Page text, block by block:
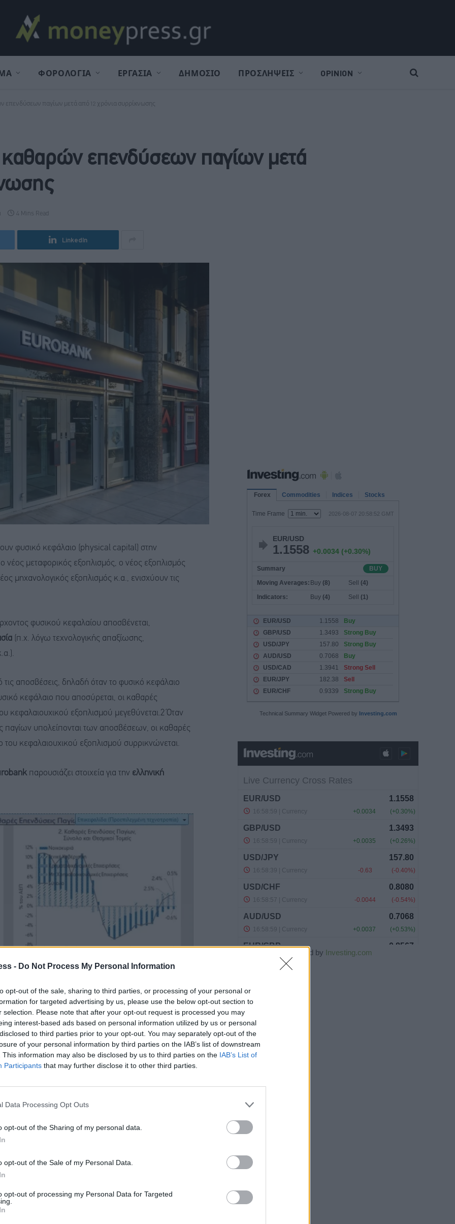
- Do Not Process My Personal Information
opt-out of the sale, sharing to third parties, or processing of your personal or
for targeted advertising by us, please use the below opt-out section to
selection. Please note that after your opt-out request is processed you may
interest-based ads based on personal information utilized by us or personal
to third parties prior to your opt-out. You may separately opt-out of the
of your personal information by third parties on the IAB’s list of downstream
This information may also be disclosed by us to third parties on the IAB’s List of
Participants that may further disclose it to other third parties.
Data Processing Opt Outs
opt-out of the Sharing of my personal data.
opt-out of the Sale of my Personal Data.
opt-out of processing my Personal Data for Targeted
ΦΟΡΟΛΟΓΙΑ ΕΡΓΑΣΙΑ ΔΗΜΟΣΙΟ ΠΡΟΣΛΗΨΕΙΣ OPINION
επενδύσεων παγίων μετά από 12 χρόνια συρρίκνωσης
επενδύσεων παγίων μετά
4 Mins Read
LinkedIn
φυσικό κεφάλαιο (physical capital) στην
νέος μεταφορικός εξοπλισμός, ο νέος εξοπλισμός
μηχανολογικός εξοπλισμός κ.α., ενισχύουν τις
φυσικού κεφαλαίου αποσβένεται,
(π.χ. λόγω τεχνολογικής απαξίωσης,
αποσβέσεις, δηλαδή όταν το φυσικό κεφάλαιο
κεφάλαιο που αποσύρεται, οι καθαρές
κεφαλαιουχικού εξοπλισμού μεγεθύνεται.2 Όταν
παγίων υπολείπονται των αποσβέσεων, οι καθαρές
του κεφαλαιουχικού εξοπλισμού συρρικνώνεται.
παρουσιάζει στοιχεία για την ελληνική
και συρρίκνωση του κεφαλαιουχικού εξοπλισμού
Ελλάδα κατά τη διάρκεια τηςκρίσης χρέους είχε
των αντίστοιχων αποσβέσεων. Η εν λόγω απόκλιση
στη συρρίκνωση του κεφαλαιουχικού εξοπλισμού
Η αντίστοιχη μείωση σε σταθερές τιμές εκτιμάται
-10,2% σε όρους ποσοστιαίας μεταβολής. Τα
των επενδύσεων παγίων στην οικονομία. Η
δεν επηρέασε αρνητικά μόνο τη ζήτηση και το
και τη δυνητική προσφορά.
Technical Summary Widget Powered by Investing.com
Powered by Investing.com